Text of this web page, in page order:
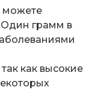
можете
Один грамм в
как высокие